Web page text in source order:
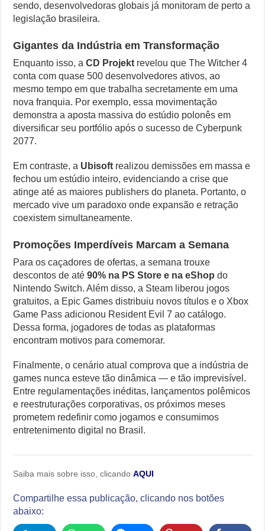
sendo, desenvolvedoras globais já monitoram de perto a
legislação brasileira.
Gigantes da Indústria em Transformação
Enquanto isso, aCD Projekt revelou que The Witcher 4
conta com quase 500 desenvolvedores ativos, ao
mesmo tempo em que trabalha secretamente em uma
nova franquia. Por exemplo, essa movimentação
demonstra a aposta massiva do estúdio polonês em
diversificar seu portfólio após o sucesso de Cyberpunk
2077.
Em contraste, a Ubisoft realizou demissões em massa e
fechou um estúdio inteiro, evidenciando a crise que
atinge até as maiores publishers do planeta. Portanto, o
mercado vive um paradoxo onde expansão e retração
coexistem simultaneamente.
Promoções Imperdíveis Marcam a Semana
Para os caçadores de ofertas, a semana trouxe
descontos de até90% na PS Store e na eShop do
Nintendo Switch. Além disso, a Steam liberou jogos
gratuitos, a Epic Games distribuiu novos títulos e o Xbox
Game Pass adicionou Resident Evil 7 ao catálogo.
Dessa forma, jogadores de todas as plataformas
encontram motivos para comemorar.
Finalmente, o cenário atual comprova que a indústria de
games nunca esteve tão dinâmica — e tão imprevisível.
Entre regulamentações inéditas, lançamentos polêmicos
e reestruturações corporativas, os próximos meses
prometem redefinir como jogamos e consumimos
entretenimento digital no Brasil.
Saiba mais sobre isso, clicandoAQUI
Compartilhe essa publicação, clicando nos botões
abaixo: